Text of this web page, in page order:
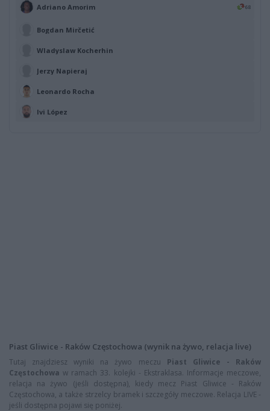
Adriano Amorim 68
Bogdan Mirčetić
Wladyslaw Kocherhin
Jerzy Napieraj
Leonardo Rocha
Ivi López
Piast Gliwice - Raków Częstochowa (wynik na żywo, relacja live)
Tutaj znajdziesz wyniki na żywo meczu Piast Gliwice - Raków
Częstochowa w ramach 33. kolejki - Ekstraklasa. Informacje meczowe,
relacja na żywo (jeśli dostępna), kiedy mecz Piast Gliwice - Raków
Częstochowa, a także strzelcy bramek i szczegóły meczowe. Relacja LIVE -
jeśli dostępna pojawi się poniżej.